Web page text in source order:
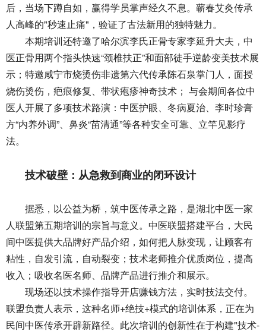
后，当场下蹲自如，赢得学员掌声经久不息。蕲春艾灸传承
人高峰的"秒速止痛"，验证了古法新用的独特魅力。
本期培训还特邀了哈尔滨李氏正骨专家李延升大夫，中
医正骨用两个指头快速“颈椎扶正”和面部徒手逆龄变美技术展
示；特邀咸宁市烧烫伤非遗第六代传承陈石泉掌门人，面授
烧伤烫伤，疤痕修复、带状疱疹神奇技术； 与会期间各位中
医人开展了多项技术路演：中医护眼、冬病夏治、李时珍膏
方“内养外调”、鼻炎“苗清通”等各种安全可靠、立竿见影疗
法。
技术破壁：从急救到商业的闭环设计
据悉，以公益为桥，筑中医传承之路，是湖北中医一家
人联盟第五期培训的宗旨与意义。中医联盟搭建平台，大民
间中医提供大品牌好产品介绍，如何把人脉变现，让顾客有
粘性，自发引流，自动裂变；技术老师推介优质岗位，提高
收入；吸收名医名师、品牌产品进行推介和展示。
现场还以技术操作指导开店赚钱方法，实时技法交付。
联盟负责人表示，这种名师+绝技+模式的培训体系，正在为
民间中医传承开辟新路径。此次培训的创新性在于构建"技术-